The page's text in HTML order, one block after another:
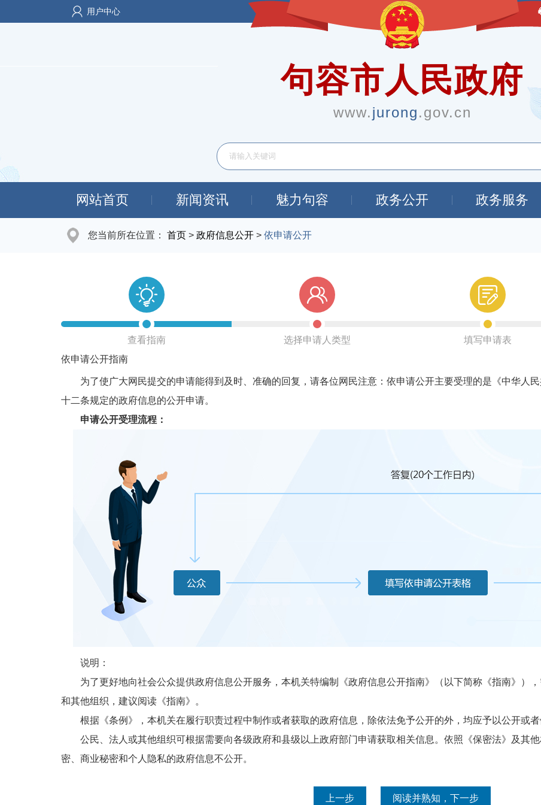
用户中心
句容市人民政府
www.jurong.gov.cn
网站首页 新闻资讯 魅力句容 政务公开 政务服务
您当前所在位置： 首页 > 政府信息公开 > 依申请公开
查看指南 选择申请人类型 填写申请表
依申请公开指南
为了使广大网民提交的申请能得到及时、准确的回复，请各位网民注意：依申请公开主要受理的是《中华人民
十二条规定的政府信息的公开申请。
申请公开受理流程：
说明：
为了更好地向社会公众提供政府信息公开服务，本机关特编制《政府信息公开指南》（以下简称《指南》），
和其他组织，建议阅读《指南》。
根据《条例》，本机关在履行职责过程中制作或者获取的政府信息，除依法免予公开的外，均应予以公开或者
公民、法人或其他组织可根据需要向各级政府和县级以上政府部门申请获取相关信息。依照《保密法》及其
密、商业秘密和个人隐私的政府信息不公开。
上一步 阅读并熟知，下一步